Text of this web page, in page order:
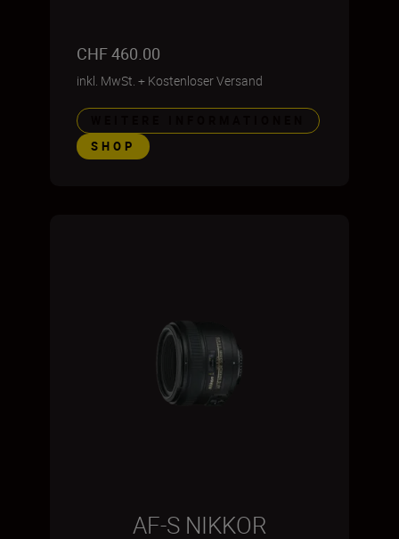
CHF 460.00
inkl. MwSt. + Kostenloser Versand
SHOP
AF-S NIKKOR